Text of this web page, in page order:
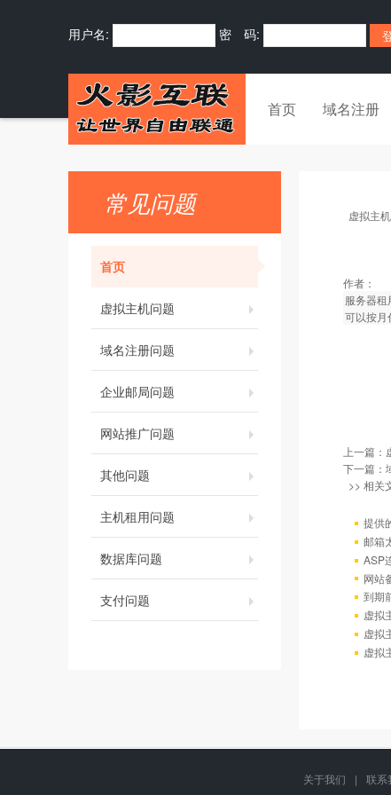
用户名: 密 码:
首页 域名注册
常见问题
首页
虚拟主机问题
域名注册问题
企业邮局问题
网站推广问题
其他问题
主机租用问题
数据库问题
支付问题
虚拟主
作者：
服务器
可以按月
上一篇：
下一篇：
>> 相关
提供
邮箱
ASP
网站
到期
虚拟
虚拟
虚拟
关于我们 | 联系